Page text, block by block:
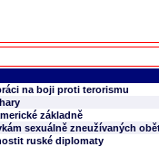
na boji proti terorismu
základně
sexuálně zneužívaných
ruské diplomaty